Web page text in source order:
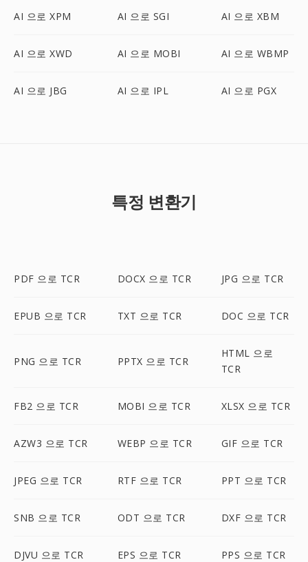
AI 으로 XPM AI 으로 SGI AI 으로 XBM
AI 으로 XWD AI 으로 MOBI AI 으로 WBMP
AI 으로 JBG AI 으로 IPL AI 으로 PGX
특정 변환기
PDF 으로 TCR DOCX 으로 TCR JPG 으로 TCR
EPUB 으로 TCR TXT 으로 TCR DOC 으로 TCR
PNG 으로 TCR PPTX 으로 TCR
HTML 으로
TCR
FB2 으로 TCR MOBI 으로 TCR XLSX 으로 TCR
AZW3 으로 TCR WEBP 으로 TCR GIF 으로 TCR
JPEG 으로 TCR RTF 으로 TCR PPT 으로 TCR
SNB 으로 TCR ODT 으로 TCR DXF 으로 TCR
DJVU 으로 TCR EPS 으로 TCR PPS 으로 TCR